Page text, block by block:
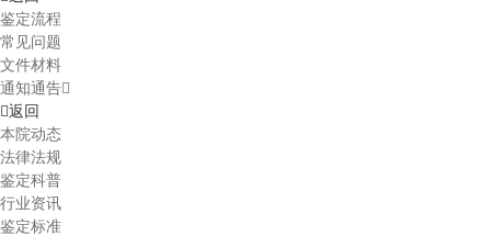
鉴定流程
常见问题
文件材料
通知通告
返回
本院动态
法律法规
鉴定科普
行业资讯
鉴定标准